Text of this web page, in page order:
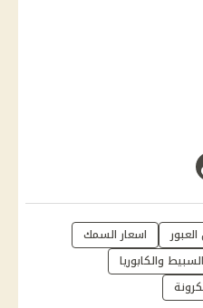
اسعار السمك
والكابوريا